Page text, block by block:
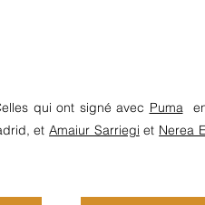
qui ont signé avec Pumaen
etAmaiur Sarriegi et Nerea